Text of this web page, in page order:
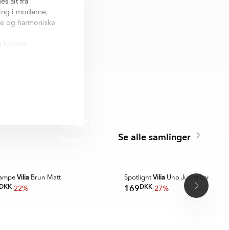
i moderne,
og harmoniske
elegante
for at
Se alle samlinger
Vilia Brun Matt
DKK-22%
SpotlightVilia Uno Justerbar Hvid
169DKK-27%